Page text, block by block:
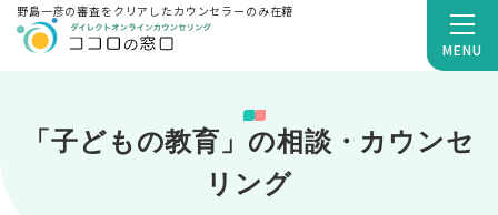
MENU
野島一彦の審査をクリアしたカウンセラーのみ在籍
「子どもの教育」の相談・カウンセ
リング